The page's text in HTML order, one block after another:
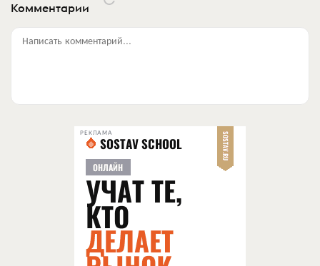
Комментарии
Написать комментарий...
РЕКЛАМА